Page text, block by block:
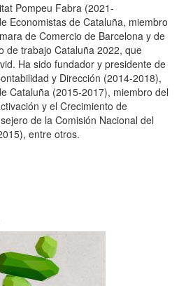
Pompeu Fabra (2021-
Economistas de Cataluña, miembro
de Comercio de Barcelona y de
de trabajo Cataluña 2022, que
Ha sido fundador y presidente de
y Dirección (2014-2018),
Cataluña (2015-2017), miembro del
y el Crecimiento de
de la Comisión Nacional del
entre otros.